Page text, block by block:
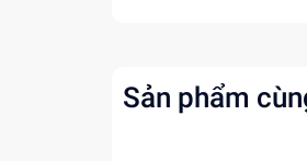
Tăng cường
Sản phẩm